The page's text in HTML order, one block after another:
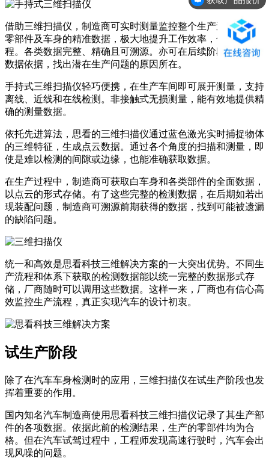
借助三维扫描仪，制造商可实时测量监控整个生产过程，获取
零部件及车身的精准数据，极大地提升工作效率，优化工作流
程。各类数据完整、精确且可溯源。亦可在后续阶段，可作为
数据依据，找出潜在生产问题的原因所在。
手持式三维扫描仪轻巧便携，在生产车间即可展开测量，支持
离线、近线和在线检测。非接触式无损测量，能有效地提供精
确的测量数据。
依托先进算法，思看的三维扫描仪通过蓝色激光实时捕捉物体
的三维特征，生成点云数据。通过各个角度的扫描和测量，即
使是难以检测的间隙或边缘，也能准确获取数据。
在生产过程中，制造商可获取白车身和各类部件的全面数据，
以点云的形式存储。有了这些完整的检测数据，在后期如若出
现装配问题，制造商可溯源前期获得的数据，找到可能被遗漏
的缺陷问题。
统一和高效是思看科技三维解决方案的一大突出优势。不同生
产流程和体系下获取的检测数据能以统一完整的数据形式存
储，厂商随时可以调用这些数据。这样一来，厂商也有信心高
效监控生产流程，真正实现汽车的设计初衷。
试生产阶段
除了在汽车车身检测时的应用，三维扫描仪在试生产阶段也发
挥着重要的作用。
国内知名汽车制造商使用思看科技三维扫描仪记录了其生产部
件的各项数据。依据此前的检测结果，生产的零部件均为合
格。但在汽车试驾过程中，工程师发现高速行驶时，汽车会出
现风噪的问题。
预约免费上门演示